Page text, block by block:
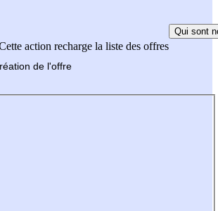
action recharge la liste des offres
Qui sont
de l'offre